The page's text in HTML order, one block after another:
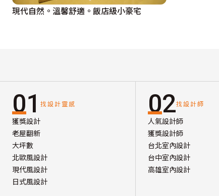
現代自然。溫馨舒適。飯店級小豪宅
01 找設計靈感
獲獎設計
老屋翻新
大坪數
北歐風設計
現代風設計
日式風設計
02找設計師
人氣設計師
獲獎設計師
台北室內設計
台中室內設計
高雄室內設計